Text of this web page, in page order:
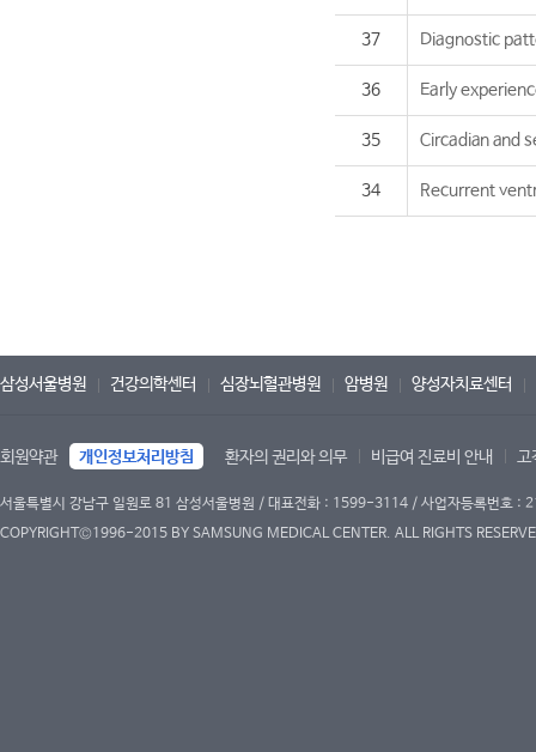
37 Diagnostic
36 Early
35 Circadian and
34 Recurrent
삼성서울병원 건강의학센터 심장뇌혈관병원 암병원 양성자치료센터
회원약관 개인정보처리방침 환자의 권리와 의무 비급여 진료비 안내 고
서울특별시 강남구 일원로 81 삼성서울병원 / 대표전화 : 1599-3114 / 사업자등록번호
COPYRIGHT©1996-2015 BY SAMSUNG MEDICAL CENTER. ALL RIGHTS